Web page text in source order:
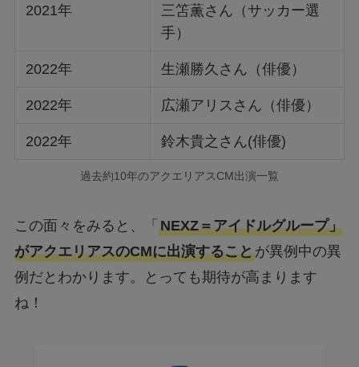
2021年
三笘薫さん（サッカー選
手）
2022年 生瀬勝久さん（俳優）
2022年 広瀬アリスさん（俳優）
2022年 鈴木貴之さん(俳優)
過去約10年のアクエリアスCM出演一覧
この面々をみると、「 NEXZ＝アイドルグループ」
がアクエリアスのCMに出演することが異例中の異
例だとわかります。とっても期待が高まります
ね！